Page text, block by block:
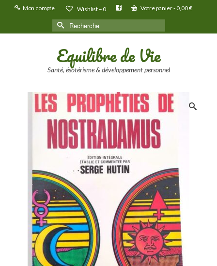
Mon compte Wishlist –0 Votre panier-0,00€
Rechercher :
Equilibre de Vie
Santé, ésotérisme & développement personnel